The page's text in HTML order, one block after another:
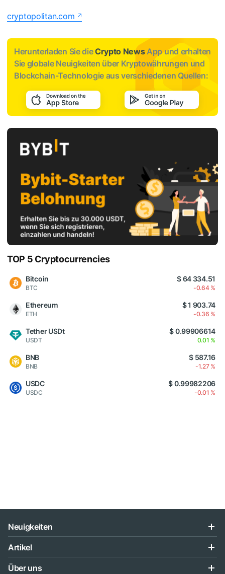
cryptopolitan.com
Herunterladen Sie dieCrypto NewsApp und erhalten
Sie globale Neuigkeiten über Kryptowährungen und
Blockchain-Technologie aus verschiedenen Quellen:
TOP 5 Cryptocurrencies
Bitcoin
BTC
$ 64 334.51
-0.64 %
Ethereum
ETH
$ 1 903.74
-0.36 %
Tether USDt
USDT
$ 0.99906614
0.01 %
BNB
BNB
$ 587.16
-1.27 %
USDC
USDC
$ 0.99982206
-0.01 %
Neuigkeiten
Artikel
Über uns